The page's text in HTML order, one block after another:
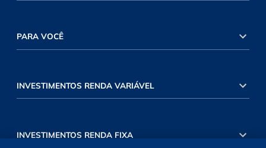
PARA VOCÊ
INVESTIMENTOS RENDA VARIÁVEL
INVESTIMENTOS RENDA FIXA